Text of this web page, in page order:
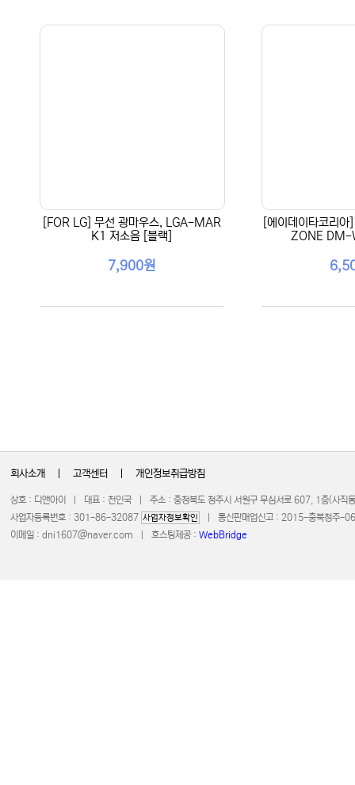
[FOR LG] 무선 광마우스, LGA-MAR
K1 저소음 [블랙]
7,900원
[에이데이타코리
ZONE DM-
회사소개 고객센터 개인정보취급방침
상호 : 디앤아이 | 대표 : 천인국 | 주소 : 충청북도 청주시 서원구 무심서로 607, 1층(사직
사업자등록번호 : 301-86-32087 사업자정보확인
| 통신판매업신고 : 2015-충북청
이메일 : dni1607@naver.com | 호스팅제공 : WebBridge